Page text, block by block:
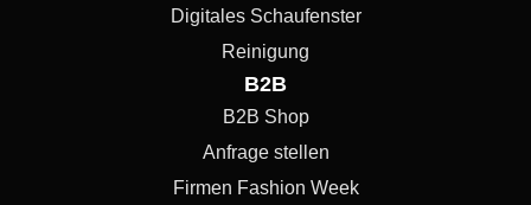
Digitales Schaufenster
Reinigung
B2B
B2B Shop
Anfrage stellen
Firmen Fashion Week